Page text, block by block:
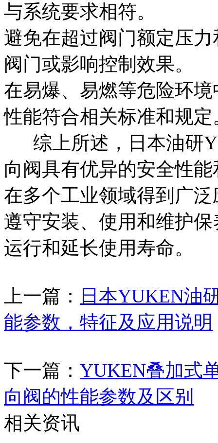
与系统要求相符。
避免在超过阀门额定压
阀门或影响控制效果。
在易爆、易燃等危险环
性能符合相关标准和规定
综上所述，日本油研
向阀具有优异的安全性
在多个工业领域得到广
遵守安装、使用和维护
运行和延长使用寿命。
上一篇：
日本YUKEN油
能参数，特征及应用说明
下一篇： YUKEN叠加式
向阀的性能参数及区别
相关资讯